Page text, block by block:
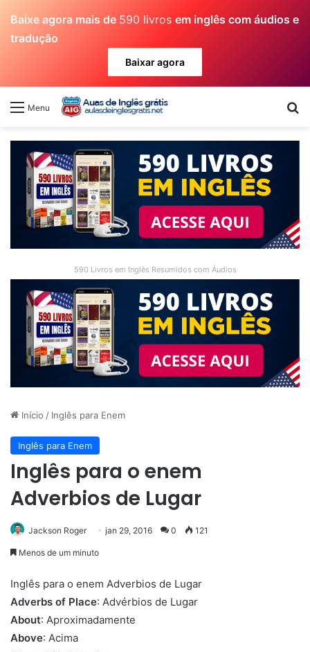
Baixe agora mais de 590 livros em inglês com áudios e
tradução
Baixar agora
Menu
590 Livros em Inglês Resumidos com Áudios
Início / Inglês para Enem
Inglês para Enem
Inglês para o enem
Adverbios de Lugar
Jackson Roger jan 29, 2016 0 121
Menos de um minuto
Inglês para o enem Adverbios de Lugar
Adverbs of Place: Advérbios de Lugar
About: Aproximadamente
Above: Acima